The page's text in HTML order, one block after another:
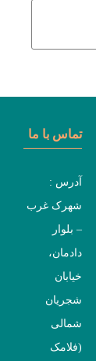
تماس با ما
آدرس :
شهرک غرب
– بلوار
دادمان،
خیابان
شجریان
شمالی
(فلامک